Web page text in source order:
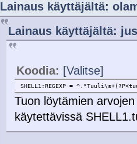
Lainaus käyttäjältä:
Lainaus käyttäjältä:
Koodia: [Valitse]
SHELL1:REGEXP =
Tuon löytämien
käytettävissä